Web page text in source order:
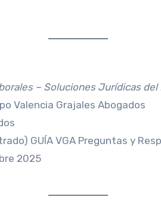
– Soluciones Jurídicas del
Valencia Grajales Abogados
GUÍA VGA Preguntas y
2025